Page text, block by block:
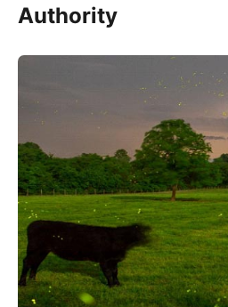
Authority